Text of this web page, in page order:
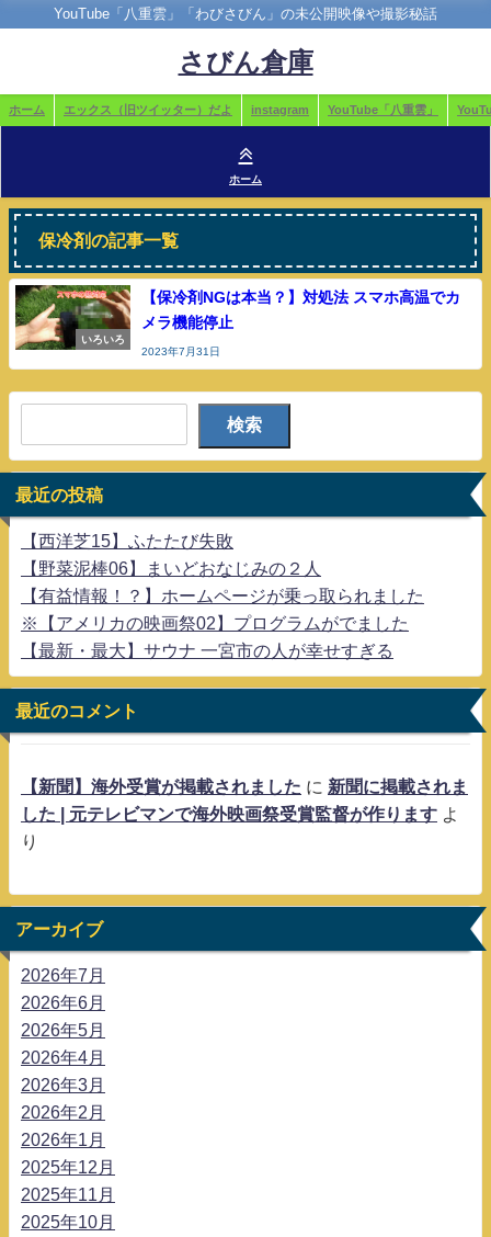
YouTube「八重雲」「わびさびん」の未公開映像や撮影秘話
さびん倉庫
ホーム エックス（旧ツイッター）だよ instagram YouTube「八重雲」
ホーム
保冷剤の記事一覧
いろいろ
【保冷剤NGは本当？】対処法 スマホ高温でカ
メラ機能停止
2023年7月31日
検索
最近の投稿
【西洋芝15】ふたたび失敗
【野菜泥棒06】まいどおなじみの２人
【有益情報！？】ホームページが乗っ取られました
※【アメリカの映画祭02】プログラムがでました
【最新・最大】サウナ 一宮市の人が幸せすぎる
最近のコメント
【新聞】海外受賞が掲載されました に 新聞に掲載されま
した | 元テレビマンで海外映画祭受賞監督が作ります よ
り
アーカイブ
2026年7月
2026年6月
2026年5月
2026年4月
2026年3月
2026年2月
2026年1月
2025年12月
2025年11月
2025年10月